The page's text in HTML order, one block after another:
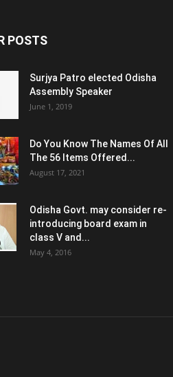
POSTS
Surjya Patro elected Odisha
Assembly Speaker
June 1, 2019
Do You Know The Names Of All
The 56 Items Offered...
August 17, 2021
Odisha Govt. may consider re-
introducing board exam in
class V and...
May 4, 2016